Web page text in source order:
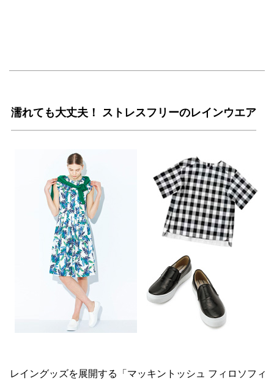
濡れても大丈夫！ ストレスフリーのレインウエア
レイングッズを展開する「マッキントッシュ フィロソフィ